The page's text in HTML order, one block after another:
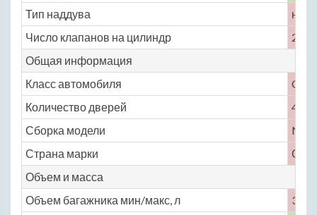
Тип наддува
нет
Число клапанов на цилиндр
2
Общая информация
Класс автомобиля
C
Количество дверей
4
Сборка модели
No
Страна марки
Объем и масса
Объем багажника мин/макс, л
365